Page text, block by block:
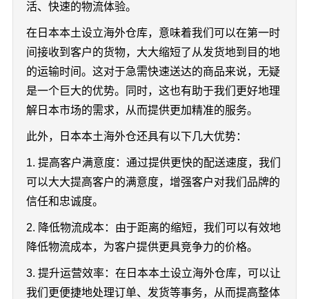
活、快速的物流体验。
在日本本土设立海外仓库，意味着我们可以在第一时
间接收到客户的货物，大大缩短了从发货地到目的地
的运输时间。这对于急需快速送达的商品来说，无疑
是一个巨大的优势。同时，这也有助于我们更好地理
解日本市场的需求，从而提供更加精准的服务。
此外，日本本土海外仓还具有以下几大优势：
1. 提高客户满意度：通过提供更快的配送速度，我们
可以大大提高客户的满意度，增强客户对我们品牌的
信任和忠诚度。
2. 降低物流成本：由于距离的缩短，我们可以有效地
降低物流成本，为客户提供更具竞争力的价格。
3. 提升运营效率：在日本本土设立海外仓库，可以让
我们更便捷地处理订单、发货等事务，从而提高整体